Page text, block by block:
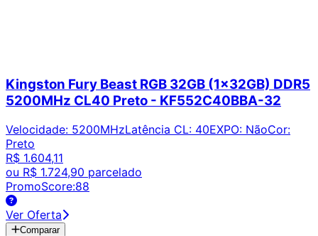
Kingston Fury Beast RGB 32GB (1x32GB) DDR5
5200MHz CL40 Preto - KF552C40BBA-32
Velocidade: 5200MHzLatência CL: 40EXPO: NãoCor:
Preto
R$ 1.604,11
ou R$ 1.724,90 parcelado
PromoScore:88
Ver Oferta
Comparar